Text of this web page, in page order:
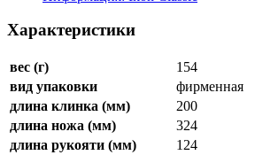
Характеристики
вес (г)
154
вид упаковки
фирменная
длина клинка (мм)
200
длина ножа (мм)
324
длина рукояти (мм)
124